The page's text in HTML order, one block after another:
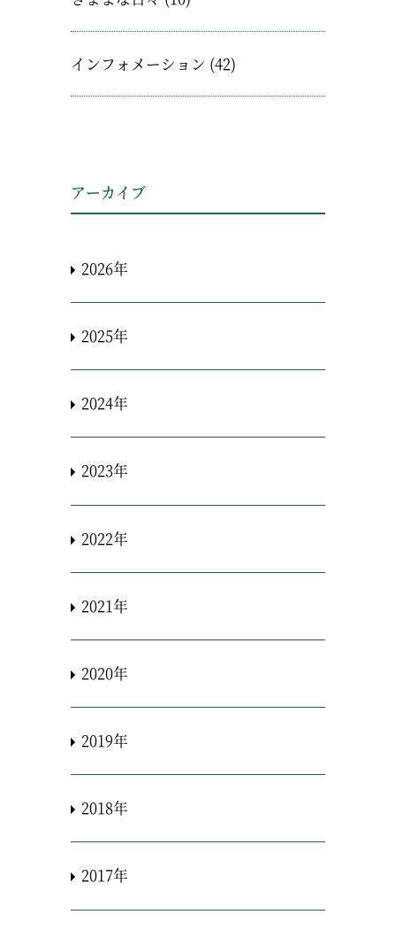
インフォメーション (42)
アーカイブ
2026年
2025年
2024年
2023年
2022年
2021年
2020年
2019年
2018年
2017年